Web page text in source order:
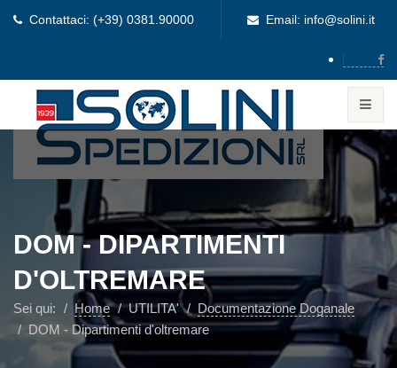
Contattaci: (+39) 0381.90000 Email: info@solini.it
DOM - DIPARTIMENTI
D'OLTREMARE
Sei qui: Home UTILITA'
Documentazione Doganale
DOM - Dipartimenti d'oltremare